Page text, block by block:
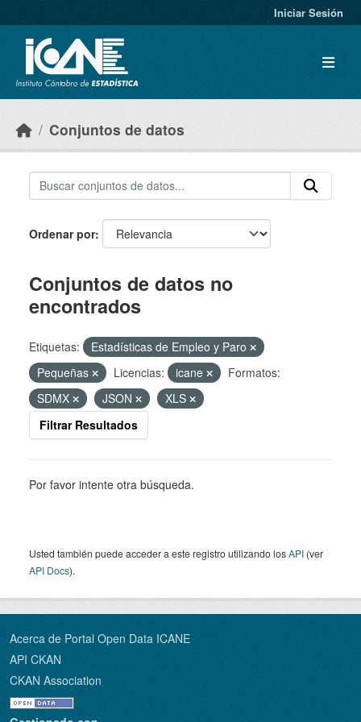
Iniciar Sesión
Conjuntos de datos
Ordenar por
Conjuntos de datos no
encontrados
Etiquetas:
Estadísticas de Empleo y Paro
Pequeñas
Licencias: icane
Formatos:
SDMX
JSON
XLS
Filtrar Resultados
Por favor intente otra búsqueda.
Usted también puede acceder a este registro utilizando losAPI (ver
API Docs).
Acerca de Portal Open Data ICANE
API CKAN
CKAN Association